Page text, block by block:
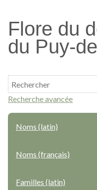
contenu
principal
Flore du
du Puy-
Recherche avancée
Noms (latin)
Noms (français)
Familles (latin)